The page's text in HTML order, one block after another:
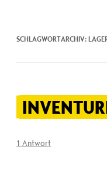
SCHLAGWORTARCHIV:
1 Antwort